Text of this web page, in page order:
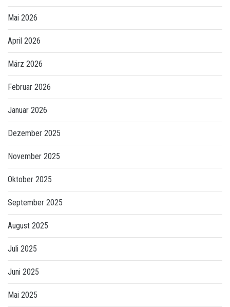
Mai 2026
April 2026
März 2026
Februar 2026
Januar 2026
Dezember 2025
November 2025
Oktober 2025
September 2025
August 2025
Juli 2025
Juni 2025
Mai 2025